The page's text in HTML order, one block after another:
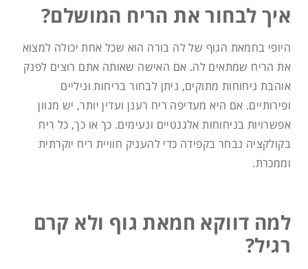
איך לבחור את הריח המושלם?
היופי בחמאת הגוף של לה בורה הוא שכל אחת יכולה למצוא
את הריח שמתאים לה. אם האישה שאותה אתם רוצים לפנק
אוהבת ניחוחות מתוקים, ניתן לבחור בריחות וניליים
ופירותיים. אם היא מעדיפה ריח רענן ועדין יותר, יש מגוון
אפשרויות בניחוחות אלגנטיים ונעימים. כך או כך, כל ריח
בקולקציה נבחר בקפידה כדי להעניק חוויית ריח יוקרתית
וממכרת.
למה דווקא חמאת גוף ולא קרם
רגיל?